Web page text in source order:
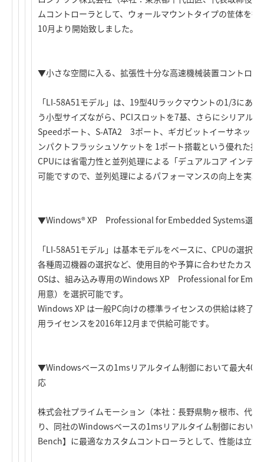
ムコントローラとして、ウォールマウントタイプの筐体を
10月より開始致しました。
▼小さな空間に入る、拡張性十分な高速機械装置コントロー
「LI-58A51モデル」は、19型4Uラックマウントの1/3にあ
う小型サイズながら、PCIスロットを7基、さらにシリアル
Speedポート、S-ATA2 3ポート、ギガビットイーサネット
ンパクトフラッシュソケットを 1ポート搭載という優れた拡
CPUには省電力性と並列処理による「デュアルコア インテ
可能ですので、並列処理によるパフォーマンスの向上を実現
▼Windows® XP Professional for Embedded Systems選択
「LI-58A51モデル」は基本モデルをベースに、CPUの選択
各種周辺機器の選択など、使用目的や予算に合わせたカスタ
OSは、組み込み専用のWindows XP Professional for
用意）を選択可能です。
Windows XP は一般PC向けの標準ライセンスの供給は終了
用ライセンスを2016年12月まで供給可能です。
▼Windowsベースの1msリアルタイム制御において最大40
応
株式会社プライムモーション（本社：長野県駒ヶ根市、代
り、同社のWindowsベースの1msリアルタイム制御におい
Bench】に最適なカスタムコントローラとして、性能は立証